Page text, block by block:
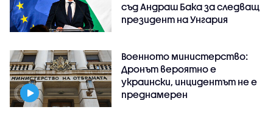
съд Андраш Бака за следващ
президент на Унгария
Военното министерство:
Дронът вероятно е
украински, инцидентът не е
преднамерен